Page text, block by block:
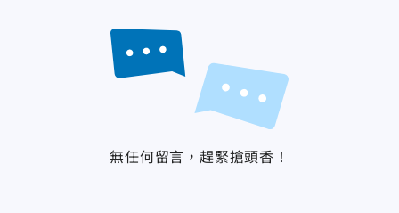
無任何留言，趕緊搶頭香！